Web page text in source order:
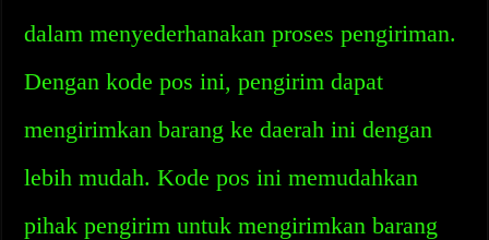
dalam menyederhanakan proses pengiriman.
Dengan kode pos ini, pengirim dapat
mengirimkan barang ke daerah ini dengan
lebih mudah. Kode pos ini memudahkan
pihak pengirim untuk mengirimkan barang